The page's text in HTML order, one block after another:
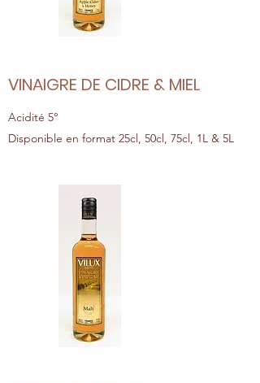
VINAIGRE DE CIDRE & MIEL
Acidité 5°
Disponible en format 25cl, 50cl, 75cl, 1L & 5L